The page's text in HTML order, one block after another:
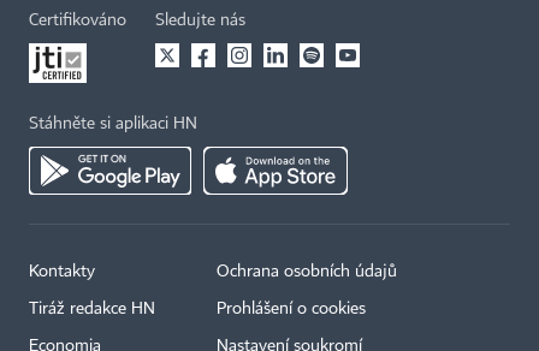
Certifikováno Sledujte nás
Stáhněte si aplikaci HN
Kontakty
Tiráž redakce HN
Economia
Ochrana osobních údajů
Prohlášení o cookies
Nastavení soukromí